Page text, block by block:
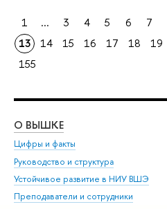
1 ... 3 4 5 6 7
13
14 15 16 17 18 19
155
О ВЫШКЕ
Цифры и факты
Руководство и структура
Устойчивое развитие в НИУ ВШЭ
Преподаватели и сотрудники